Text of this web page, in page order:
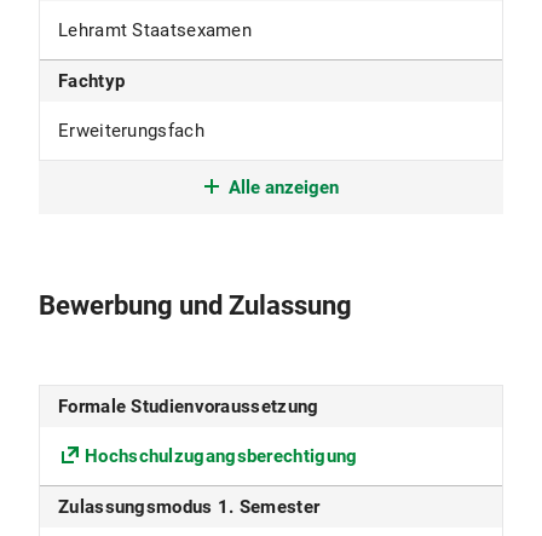
Lehramt Staatsexamen
Fachtyp
Erweiterungsfach
Studiensprache
Fakultät
Alle anzeigen
Bewerbung und Zulassung
Formale Studienvoraussetzung
Hochschulzugangsberechtigung
Zulassungsmodus 1. Semester